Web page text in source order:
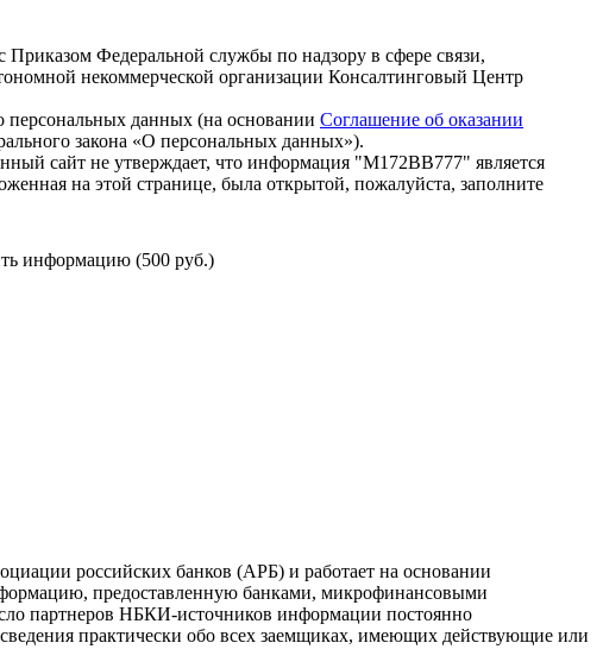
Федеральной службы по надзору в сфере связи,
некоммерческой организации Консалтинговый Центр
персональных данных (на основании Соглашение об оказании
закона «О персональных данных»).
сайт не утверждает, что информация "М172ВВ777" является
на этой странице, была открытой, пожалуйста, заполните
информацию (500 руб.)
российских банков (АРБ) и работает на основании
предоставленную банками, микрофинансовыми
партнеров НБКИ-источников информации постоянно
практически обо всех заемщиках, имеющих действующие или